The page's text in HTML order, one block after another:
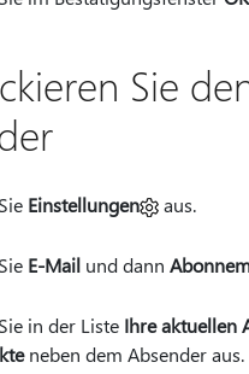
Sie
Einstellungen aus.
E-Mail und dann
in der Liste Ihre aktuellen
neben dem Absender aus.